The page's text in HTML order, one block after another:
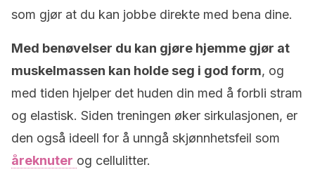
som gjør at du kan jobbe direkte med bena dine.
Med benøvelser du kan gjøre hjemme gjør at
muskelmassen kan holde seg i god form, og
med tiden hjelper det huden din med å forbli stram
og elastisk. Siden treningen øker sirkulasjonen, er
den også ideell for å unngå skjønnhetsfeil som
åreknuter og cellulitter.